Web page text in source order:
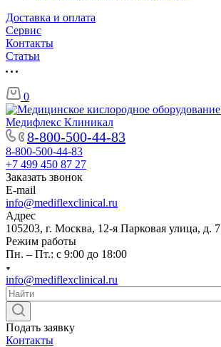
Доставка и оплата
Cервис
Контакты
Статьи
0
8-800-500-44-83
8-800-500-44-83
+7 499 450 87 27
Заказать звонок
E-mail
info@mediflexclinical.ru
Адрес
105203, г. Москва, 12-я Парковая улица, д. 7
Режим работы
Пн. – Пт.: с 9:00 до 18:00
info@mediflexclinical.ru
Подать заявку
Контакты